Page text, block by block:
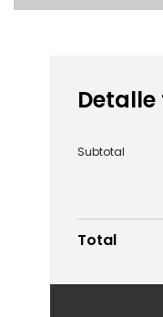
Subtotal
Total